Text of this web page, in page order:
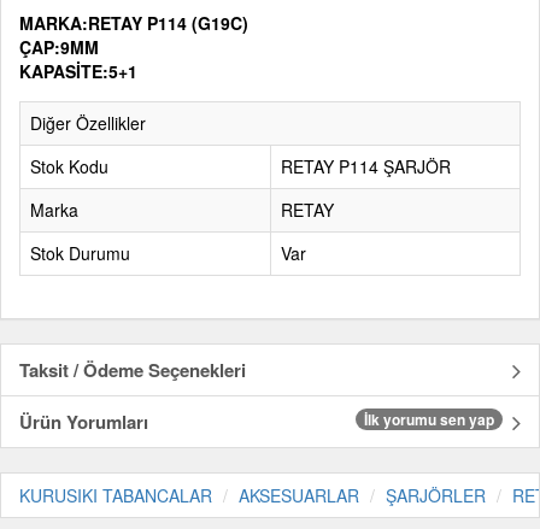
MARKA:RETAY P114 (G19C)
ÇAP:9MM
KAPASİTE:5+1
Diğer Özellikler
Stok Kodu
RETAY P114 ŞARJÖR
Marka
RETAY
Stok Durumu
Var
Taksit / Ödeme Seçenekleri
Ürün Yorumları
İlk yorumu sen yap
KURUSIKI TABANCALAR AKSESUARLAR ŞARJÖRLER